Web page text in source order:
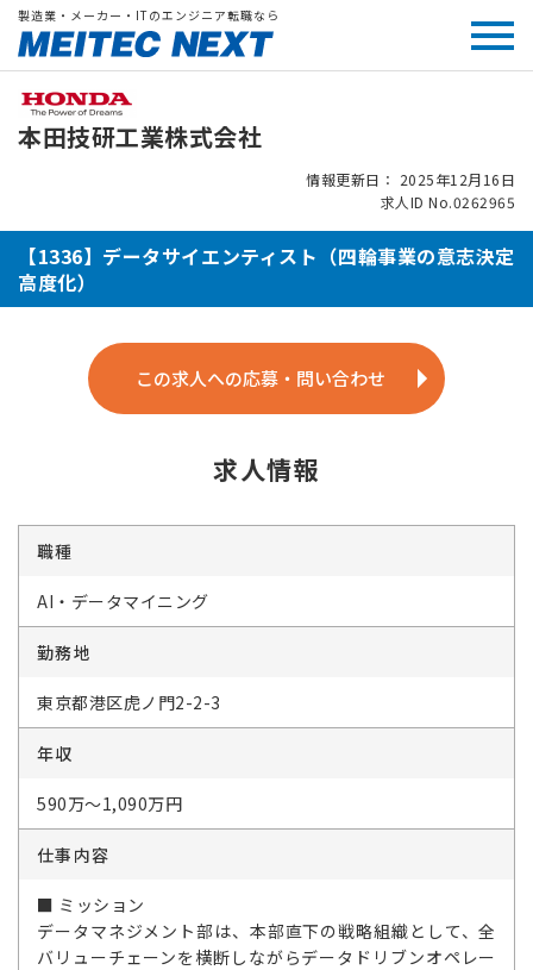
製造業・メーカー・ITのエンジニア転職なら
本田技研工業株式会社
情報更新日： 2025年12月16日
求人ID No.0262965
【1336】データサイエンティスト（四輪事業の意志決定
高度化）
この求人への応募・問い合わせ
求人情報
職種
AI・データマイニング
勤務地
東京都港区虎ノ門2-2-3
年収
590万～1,090万円
仕事内容
■ ミッション
データマネジメント部は、本部直下の戦略組織として、全
バリューチェーンを横断しながらデータドリブンオペレー